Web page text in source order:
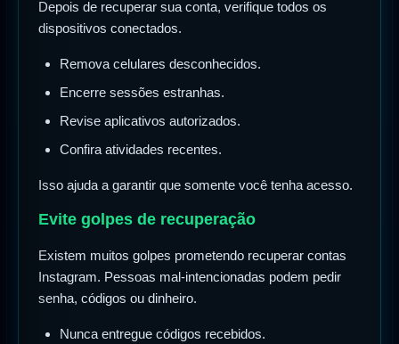
Depois de recuperar sua conta, verifique todos os
dispositivos conectados.
Remova celulares desconhecidos.
Encerre sessões estranhas.
Revise aplicativos autorizados.
Confira atividades recentes.
Isso ajuda a garantir que somente você tenha acesso.
Evite golpes de recuperação
Existem muitos golpes prometendo recuperar contas
Instagram. Pessoas mal-intencionadas podem pedir
senha, códigos ou dinheiro.
Nunca entregue códigos recebidos.